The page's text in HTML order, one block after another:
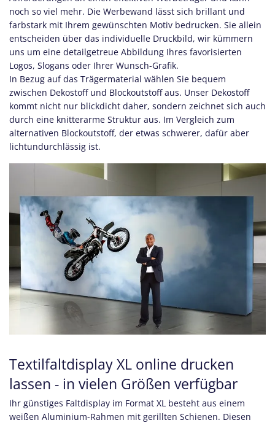
noch so viel mehr. Die Werbewand lässt sich brillant und
farbstark mit Ihrem gewünschten Motiv bedrucken. Sie allein
entscheiden über das individuelle Druckbild, wir kümmern
uns um eine detailgetreue Abbildung Ihres favorisierten
Logos, Slogans oder Ihrer Wunsch-Grafik.
In Bezug auf das Trägermaterial wählen Sie bequem
zwischen Dekostoff und Blockoutstoff aus. Unser Dekostoff
kommt nicht nur blickdicht daher, sondern zeichnet sich auch
durch eine knitterarme Struktur aus. Im Vergleich zum
alternativen Blockoutstoff, der etwas schwerer, dafür aber
lichtundurchlässig ist.
Textilfaltdisplay XL online drucken
lassen - in vielen Größen verfügbar
Ihr günstiges Faltdisplay im Format XL besteht aus einem
weißen Aluminium-Rahmen mit gerillten Schienen. Diesen